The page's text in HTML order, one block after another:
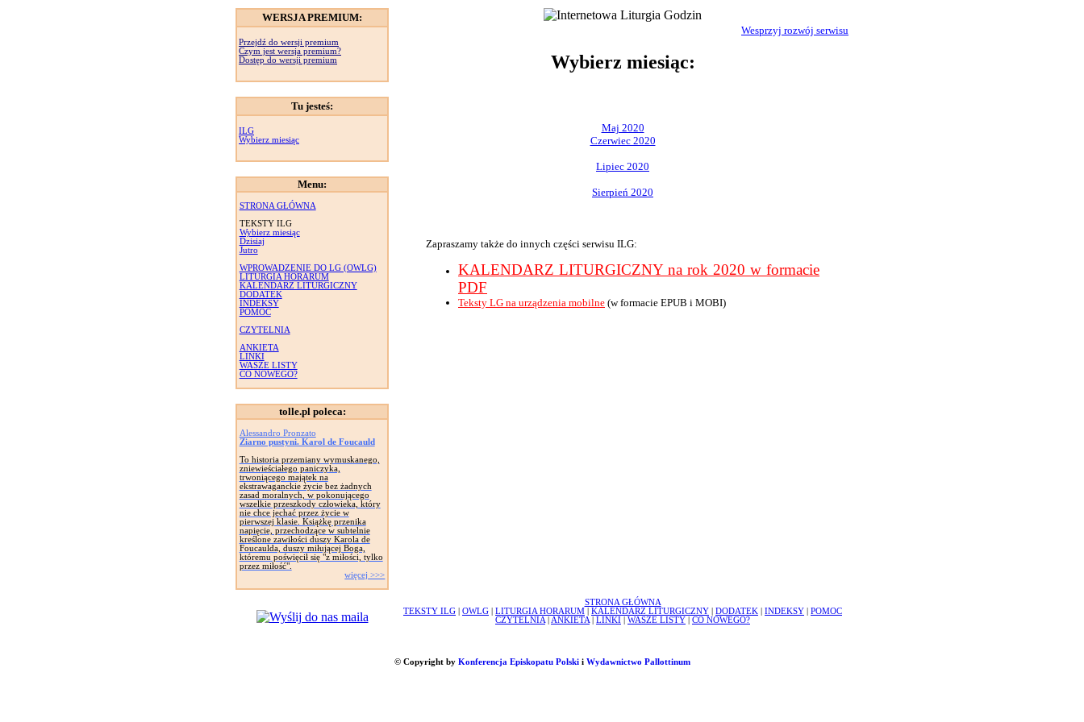
WERSJA PREMIUM:
Przejdź do wersji premium
Czym jest wersja premium?
Dostęp do wersji premium
Tu jesteś:
ILG
Wybierz miesiąc
Menu:
STRONA GŁÓWNA
TEKSTY ILG
Wybierz miesiąc
Dzisiaj
Jutro
WPROWADZENIE DO LG (OWLG)
LITURGIA HORARUM
KALENDARZ LITURGICZNY
DODATEK
INDEKSY
POMOC
CZYTELNIA
ANKIETA
LINKI
WASZE LISTY
CO NOWEGO?
tolle.pl poleca:
Alessandro Pronzato
Ziarno pustyni. Karol de Foucauld
To historia przemiany wymuskanego,
zniewieściałego paniczyka,
trwoniącego majątek na
ekstrawaganckie życie bez żadnych
zasad moralnych, w pokonującego
wszelkie przeszkody człowieka, który
nie chce jechać przez życie w
pierwszej klasie. Książkę przenika
napięcie, przechodzące w subtelnie
kreślone zawiłości duszy Karola de
Foucaulda, duszy miłującej Boga,
któremu poświęcił się "z miłości, tylko
przez miłość".
więcej >>>
Wesprzyj rozwój serwisu
Wybierz miesiąc:
Maj 2020
Czerwiec 2020
Lipiec 2020
Sierpień 2020
Zapraszamy także do innych części serwisu ILG:
KALENDARZ LITURGICZNY na rok 2020 w formacie
PDF
Teksty LG na urządzenia mobilne (w formacie EPUB i MOBI)
STRONA GŁÓWNA
TEKSTY ILG
OWLG LITURGIA HORARUM KALENDARZ LITURGICZNY DODATEK INDEKSY
POMOC
CZYTELNIA
ANKIETA LINKI WASZE LISTY CO NOWEGO?
© Copyright by Konferencja Episkopatu Polskii Wydawnictwo Pallottinum